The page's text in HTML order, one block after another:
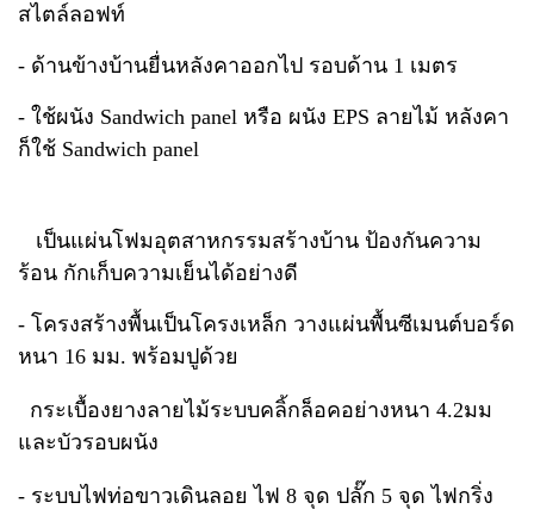
สไตล์ลอฟท์
- ด้านข้างบ้านยื่นหลังคาออกไป รอบด้าน 1 เมตร
- ใช้ผนัง Sandwich panel หรือ ผนัง EPS ลายไม้ หลังคา
ก็ใช้ Sandwich panel
เป็นแผ่นโฟมอุตสาหกรรมสร้างบ้าน ป้องกันความ
ร้อน กักเก็บความเย็นได้อย่างดี
- โครงสร้างพื้นเป็นโครงเหล็ก วางแผ่นพื้นซีเมนต์บอร์ด
หนา 16 มม. พร้อมปูด้วย
กระเบื้องยางลายไม้ระบบคลิ้กล็อคอย่างหนา 4.2มม
และบัวรอบผนัง
- ระบบไฟท่อขาวเดินลอย ไฟ 8 จุด ปลั๊ก 5 จุด ไฟกริ่ง